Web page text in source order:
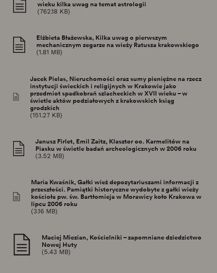
wieku kilka uwag na temat astrologii
(762.18 KB)
Elżbieta Błażewska, Kilka uwag o pierwszym
mechanicznym zegarze na wieży Ratusza krakowskiego
(1.81 MB)
Jacek Pielas, Nieruchomości oraz sumy pieniężne na rzecz
instytucji świeckich i religijnych w Krakowie jako
przedmiot spadkobrań szlacheckich w XVII wieku – w
świetle aktów podziałowych z krakowskich ksiąg
grodzkich
(151.27 KB)
Janusz Firlet, Emil Zaitz, Klasztor oo. Karmelitów na
Piasku w świetle badań archeologicznych w 2006 roku
(3.52 MB)
Maria Kwaśnik, Gałki wież depozytariuszami informacji z
przeszłości. Pamiątki historyczne wydobyte z gałki wieży
kościoła pw. św. Bartłomieja w Morawicy koło Krakowa w
lipcu 2006 roku
(3.16 MB)
Maciej Miezian, Kościelniki – zapomniane dziedzictwo
Nowej Huty
(5.43 MB)